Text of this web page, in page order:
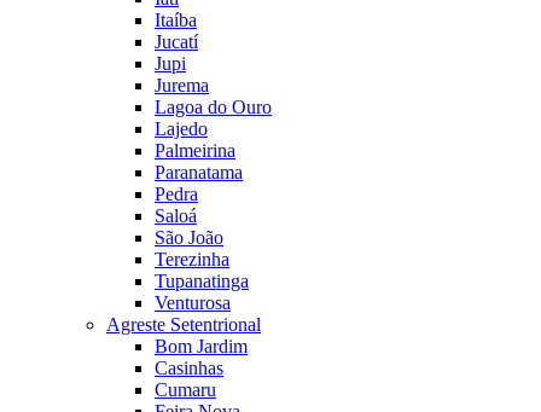
Itaíba
Jucatí
Jupi
Jurema
Lagoa do Ouro
Lajedo
Palmeirina
Paranatama
Pedra
Saloá
São João
Terezinha
Tupanatinga
Venturosa
Agreste Setentrional
Bom Jardim
Casinhas
Cumaru